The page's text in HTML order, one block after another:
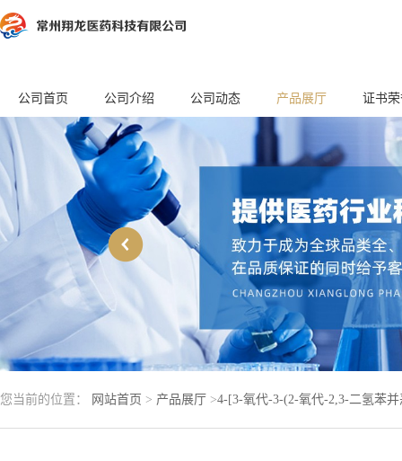
公司首页 公司介绍 公司动态 产品展厅 证书
您当前的位置： 网站首页 > 产品展厅 >4-[3-氧代-3-(2-氧代-2,3-二氢苯